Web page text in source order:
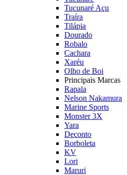
Tucunaré Açu
Traíra
Tilápia
Dourado
Robalo
Cachara
Xaréu
Olho de Boi
Principais Marcas
Rapala
Nelson Nakamura
Marine Sports
Monster 3X
Yara
Deconto
Borboleta
KV
Lori
Maruri